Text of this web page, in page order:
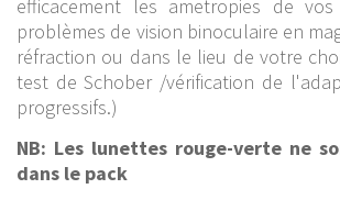
efficacement les ametropies de
problèmes de vision binoculaire en
réfraction ou dans le lieu de votre
test de Schober /vérification de
progressifs.)
NB: Les lunettes rouge-verte ne
dans le pack